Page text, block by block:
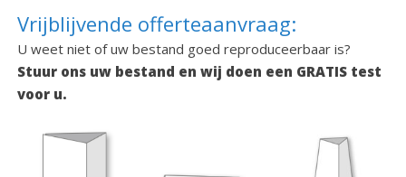
Vrijblijvende offerteaanvraag:
U weet niet of uw bestand goed reproduceerbaar is?
Stuur ons uw bestand en wij doen een GRATIS test
voor u.